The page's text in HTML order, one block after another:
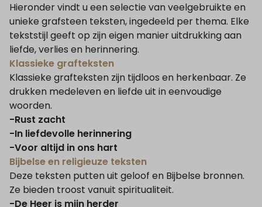
Hieronder vindt u een selectie van veelgebruikte en
unieke grafsteen teksten, ingedeeld per thema. Elke
tekststijl geeft op zijn eigen manier uitdrukking aan
liefde, verlies en herinnering.
Klassieke grafteksten
Klassieke grafteksten zijn tijdloos en herkenbaar. Ze
drukken medeleven en liefde uit in eenvoudige
woorden.
-Rust zacht
-In liefdevolle herinnering
-Voor altijd in ons hart
Bijbelse en religieuze teksten
Deze teksten putten uit geloof en Bijbelse bronnen.
Ze bieden troost vanuit spiritualiteit.
-De Heer is mijn herder